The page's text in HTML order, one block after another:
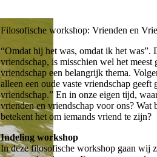
Filosofische workshop: Vrienden en
“Omdat hij het was, omdat ik het
vriendschap, is misschien wel het
vriendschap een belangrijk thema.
alleen een oude vaste vriendschap
vriendschap.” En in onze eigen tijd,
vrienden en vriendschap voor ons?
betekent het om iemands vriend te zijn?
Indeling workshop
In deze filosofische workshop gaan wij